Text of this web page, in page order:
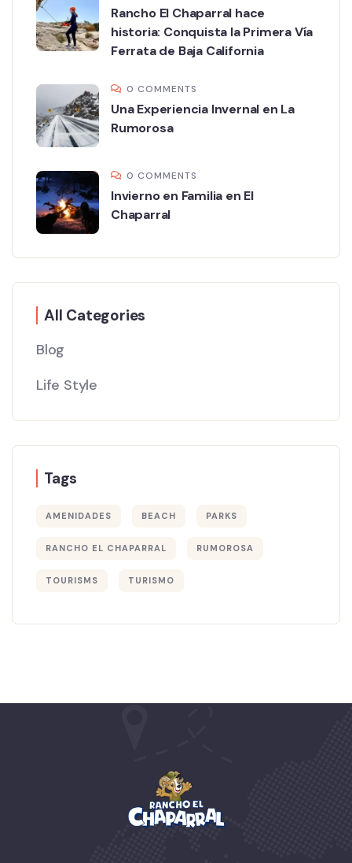
Rancho El Chaparral hace
historia: Conquista la Primera Vía
Ferrata de Baja California
0 COMMENTS
Una Experiencia Invernal en La
Rumorosa
0 COMMENTS
Invierno en Familia en El
Chaparral
All Categories
Blog
Life Style
Tags
AMENIDADES BEACH PARKS
RANCHO EL CHAPARRAL RUMOROSA
TOURISMS TURISMO